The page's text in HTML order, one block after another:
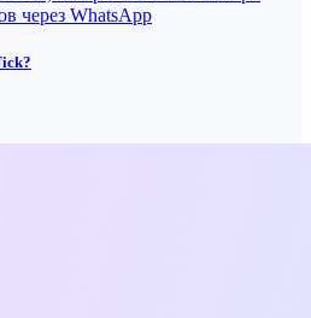
через WhatsApp